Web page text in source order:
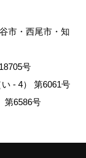
谷市・西尾市・知
号
- 4） 第6061号
第6586号